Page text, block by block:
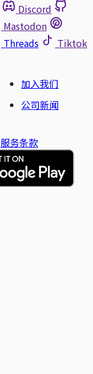
Discord
Mastodon
Threads
Tiktok
加入我们
公司新闻
服务条款